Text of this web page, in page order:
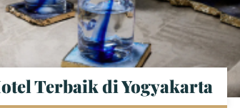
Terbaik di Yogyakarta